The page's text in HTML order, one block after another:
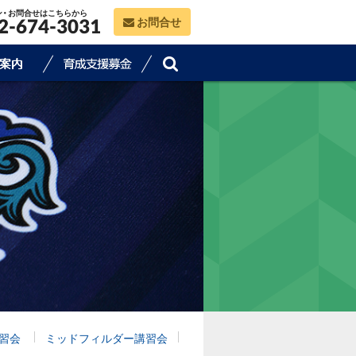
お問合せはこちらから
674-3031 お問合せ
会 ミッドフィルダー講習会